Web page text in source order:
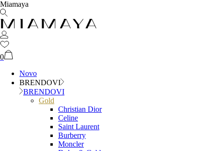
Miamaya
0
Novo
BRENDOVI
BRENDOVI
Gold
Christian Dior
Celine
Saint Laurent
Burberry
Moncler